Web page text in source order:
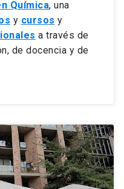
Química, una
y cursos y
a través de
de docencia y de